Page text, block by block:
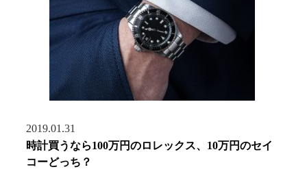
2019.01.31
時計買うなら100万円のロレックス、10万円のセイ
コーどっち？